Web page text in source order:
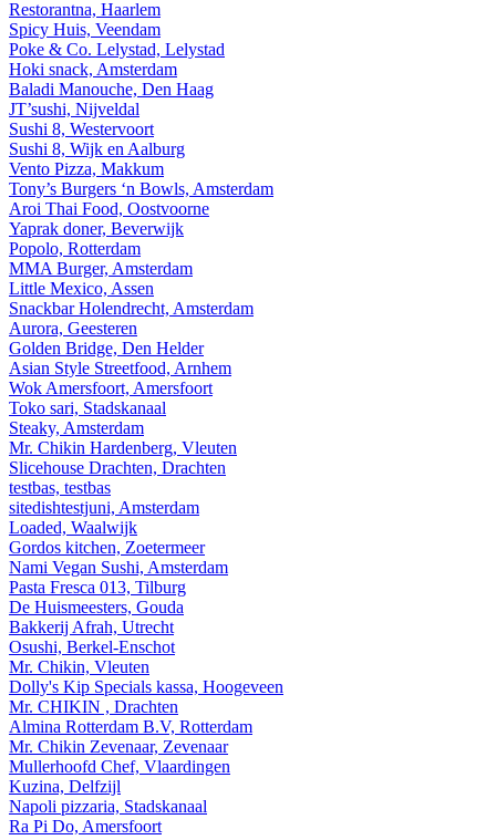
Restorantna, Haarlem
Spicy Huis, Veendam
Poke & Co. Lelystad, Lelystad
Hoki snack, Amsterdam
Baladi Manouche, Den Haag
JT’sushi, Nijveldal
Sushi 8, Westervoort
Sushi 8, Wijk en Aalburg
Vento Pizza, Makkum
Tony’s Burgers ‘n Bowls, Amsterdam
Aroi Thai Food, Oostvoorne
Yaprak doner, Beverwijk
Popolo, Rotterdam
MMA Burger, Amsterdam
Little Mexico, Assen
Snackbar Holendrecht, Amsterdam
Aurora, Geesteren
Golden Bridge, Den Helder
Asian Style Streetfood, Arnhem
Wok Amersfoort, Amersfoort
Toko sari, Stadskanaal
Steaky, Amsterdam
Mr. Chikin Hardenberg, Vleuten
Slicehouse Drachten, Drachten
testbas, testbas
sitedishtestjuni, Amsterdam
Loaded, Waalwijk
Gordos kitchen, Zoetermeer
Nami Vegan Sushi, Amsterdam
Pasta Fresca 013, Tilburg
De Huismeesters, Gouda
Bakkerij Afrah, Utrecht
Osushi, Berkel-Enschot
Mr. Chikin, Vleuten
Dolly's Kip Specials kassa, Hoogeveen
Mr. CHIKIN , Drachten
Almina Rotterdam B.V, Rotterdam
Mr. Chikin Zevenaar, Zevenaar
Mullerhoofd Chef, Vlaardingen
Kuzina, Delfzijl
Napoli pizzaria, Stadskanaal
Ra Pi Do, Amersfoort